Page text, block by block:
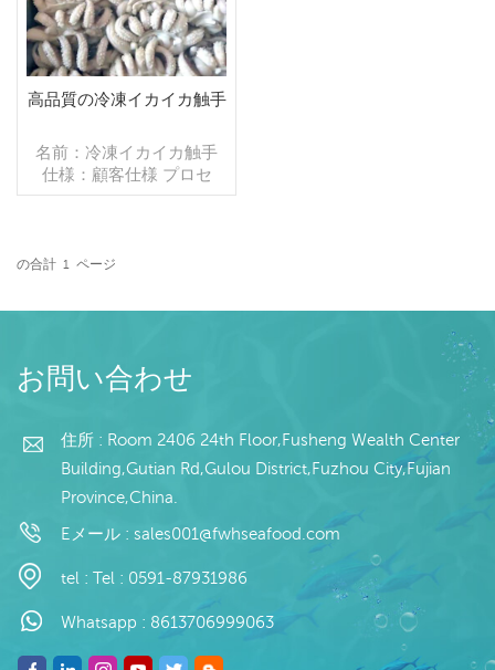
高品質の冷凍イカイカ触手
名前：冷凍イカイカ触手
仕様：顧客仕様 プロセ
ス：白化 グレージング：
グ,10kg /織りバッグ（カ
デル：卸売/輸出 min .注
払い：TT/С確認された取
消不能のLCを一目で 発
起源：中国 ブランド：fu
wang hang
の合計 1 ページ
お問い合わせ
住所 : Room 2406 24th Floor,Fusheng Wealth Center
Building,Gutian Rd,Gulou District,Fuzhou City,Fujian
Province,China.
Eメール : sales001@fwhseafood.com
tel : Tel : 0591-87931986
Whatsapp : 8613706999063